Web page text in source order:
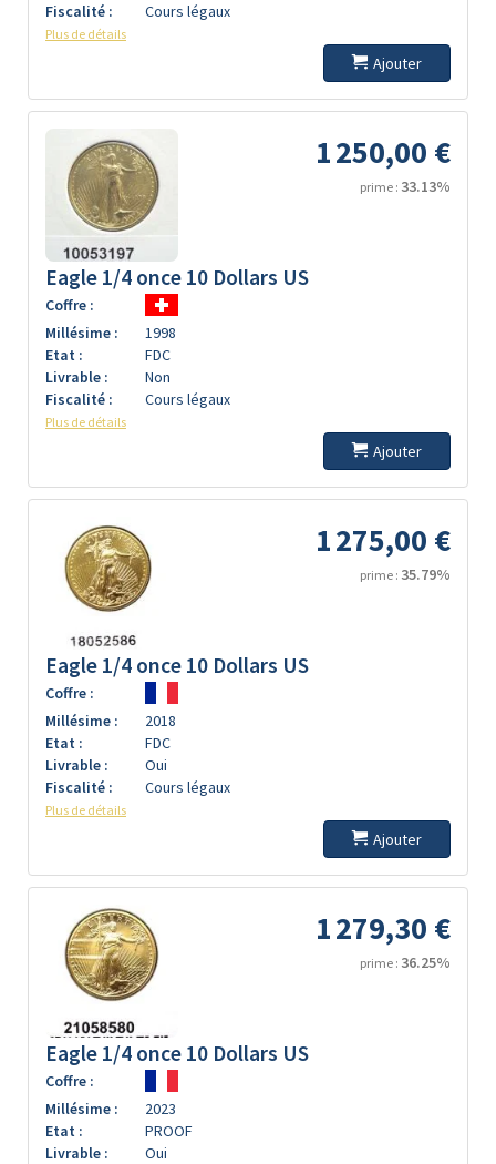
Fiscalité :
Cours légaux
Plus de détails
Ajouter
1 250,00 €
prime : 33.13%
Eagle 1/4 once 10 Dollars US
Coffre :
Millésime :
1998
Etat :
FDC
Livrable :
Non
Fiscalité :
Cours légaux
Plus de détails
Ajouter
1 275,00 €
prime : 35.79%
Eagle 1/4 once 10 Dollars US
Coffre :
Millésime :
2018
Etat :
FDC
Livrable :
Oui
Fiscalité :
Cours légaux
Plus de détails
Ajouter
1 279,30 €
prime : 36.25%
Eagle 1/4 once 10 Dollars US
Coffre :
Millésime :
2023
Etat :
PROOF
Livrable :
Oui